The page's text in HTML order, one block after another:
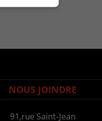
NOUS JOINDRE
91,rue Saint-Jean